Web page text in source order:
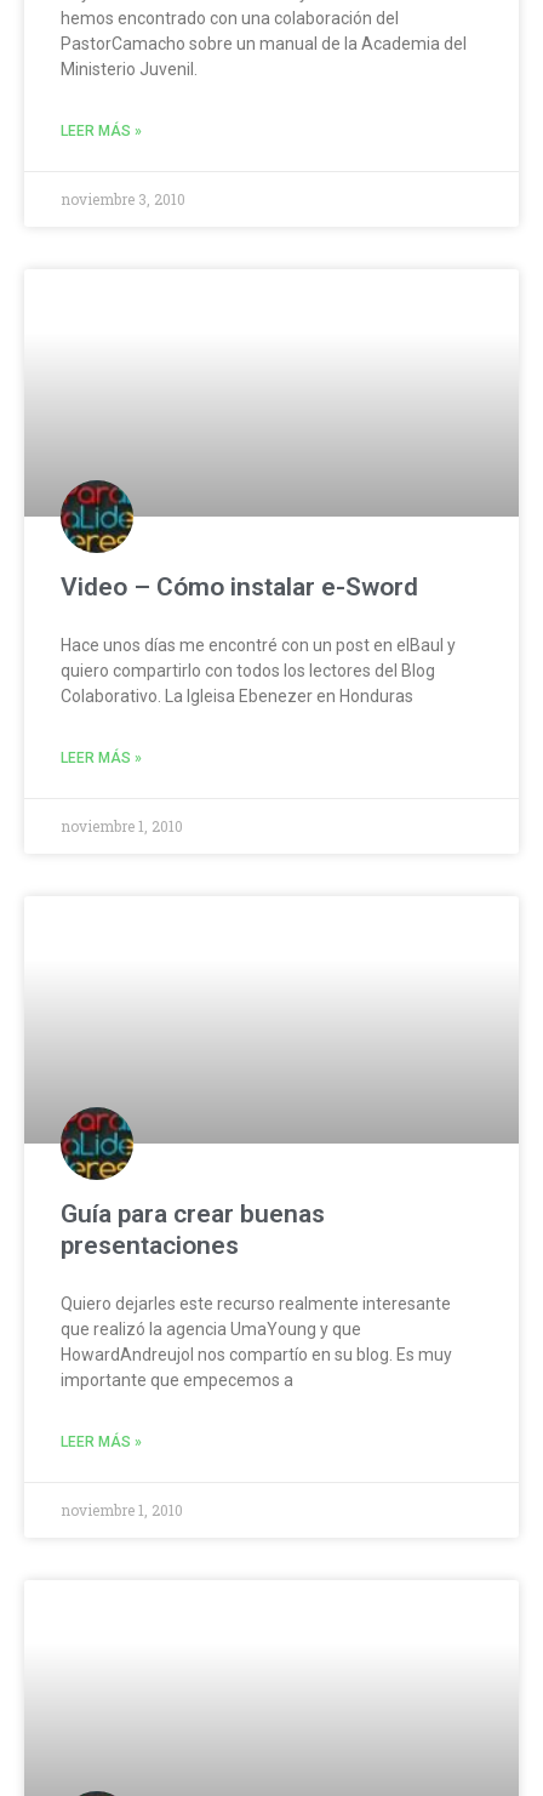
hemos encontrado con una colaboración del
PastorCamacho sobre un manual de la Academia del
Ministerio Juvenil.
LEER MÁS »
noviembre 3, 2010
Video – Cómo instalar e-Sword
Hace unos días me encontré con un post en elBaul y
quiero compartirlo con todos los lectores del Blog
Colaborativo. La Igleisa Ebenezer en Honduras
LEER MÁS »
noviembre 1, 2010
Guía para crear buenas
presentaciones
Quiero dejarles este recurso realmente interesante
que realizó la agencia UmaYoung y que
HowardAndreujol nos compartío en su blog. Es muy
importante que empecemos a
LEER MÁS »
noviembre 1, 2010